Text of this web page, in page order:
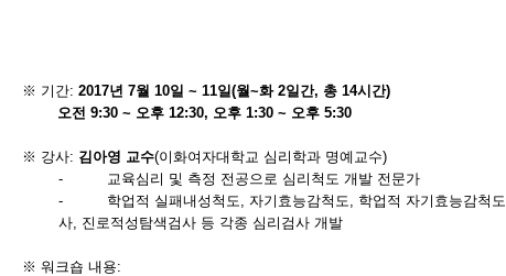
※ 기간: 2017년 7월 10일 ~ 11일(월~화2일간, 총 14시간)
오전 9:30 ~ 오후 12:30, 오후 1:30 ~ 오후 5:30
※ 강사: 김아영 교수(이화여자대학교 심리학과 명예교수)
-
교육심리 및 측정 전공으로 심리척도 개발 전문가
-
학업적 실패내성척도,자기효능감척도, 학업적 자기효능감척도
사, 진로적성탐색검사 등 각종 심리검사 개발
※ 워크숍 내용: